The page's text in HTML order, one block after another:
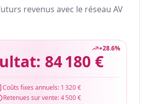
revenus avec le réseau AV
+28.6%
84 180 €
Coûts fixes annuels: 1 320 €
Retenues sur vente:4 500 €